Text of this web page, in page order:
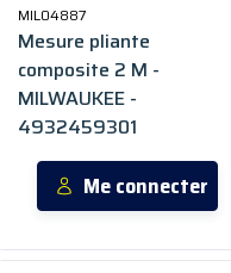
MIL04887
Mesure pliante
composite 2 M -
MILWAUKEE -
4932459301
Me connecter